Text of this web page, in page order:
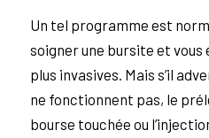
Un tel programme est
soigner une bursite et vous
plus invasives. Mais s’il
ne fonctionnent pas, le
bourse touchée ou